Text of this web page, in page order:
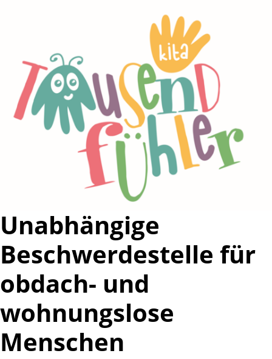
Unabhängige
Beschwerdestelle für
obdach- und
wohnungslose
Menschen